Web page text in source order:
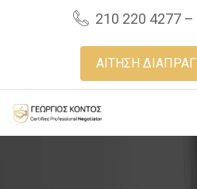
210 220 4277
ΑΙΤΗΣΗ